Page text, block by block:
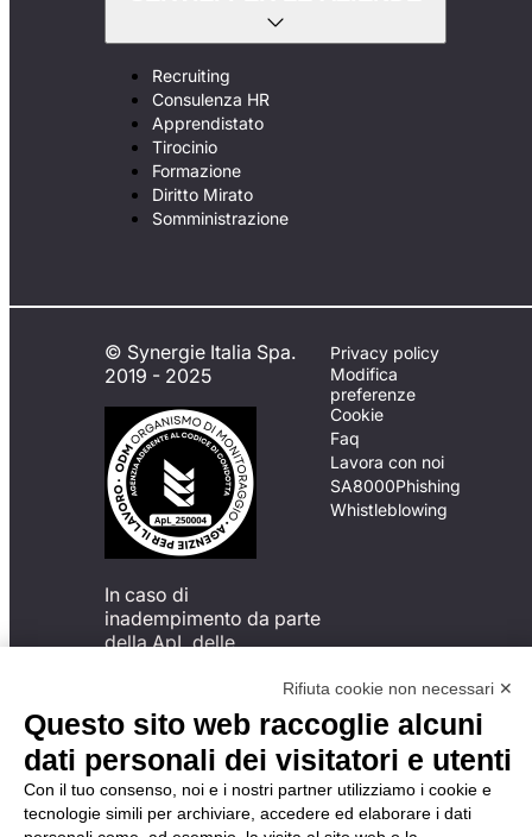
Recruiting
Consulenza HR
Apprendistato
Tirocinio
Formazione
Diritto Mirato
Somministrazione
© Synergie Italia Spa.
2019 - 2025
In caso di
inadempimento da parte
della ApL delle
del Codice di Condotta, è
possibile presentare un
reclamo
all’Organismo di
Monitoraggio utilizzando
una delle modalità
descritte al seguente
Privacy policy
Modifica
preferenze
Cookie
Faq
Lavora con noi
SA8000Phishing
Whistleblowing
Rifiuta cookie non necessari ✕
Questo sito web raccoglie alcuni
dati personali dei visitatori e utenti
Con il tuo consenso, noi e i nostri partner utilizziamo i cookie e
tecnologie simili per archiviare, accedere ed elaborare i dati